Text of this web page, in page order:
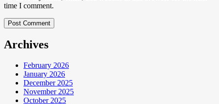
time I comment.
Post Comment
Archives
February 2026
January 2026
December 2025
November 2025
October 2025